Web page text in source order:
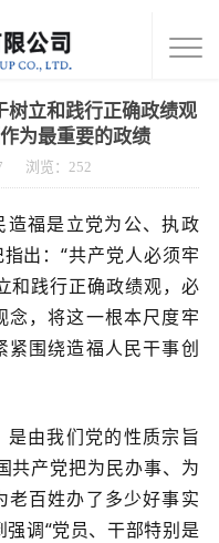
树立和践行正确政绩观
为最重要的政绩
浏览： 252
造福是立党为公、执政
出：“共产党人必须牢
和践行正确政绩观，必
念，将这一根本尺度牢
紧围绕造福人民干事创
由我们党的性质宗旨
共产党把为民办事、为
老百姓办了多少好事实
调“党员、干部特别是